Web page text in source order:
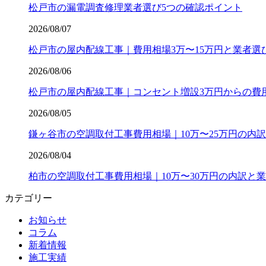
松戸市の漏電調査修理業者選び5つの確認ポイント
2026/08/07
松戸市の屋内配線工事｜費用相場3万〜15万円と業者選
2026/08/06
松戸市の屋内配線工事｜コンセント増設3万円からの費
2026/08/05
鎌ヶ谷市の空調取付工事費用相場｜10万〜25万円の内訳
2026/08/04
柏市の空調取付工事費用相場｜10万〜30万円の内訳と
カテゴリー
お知らせ
コラム
新着情報
施工実績